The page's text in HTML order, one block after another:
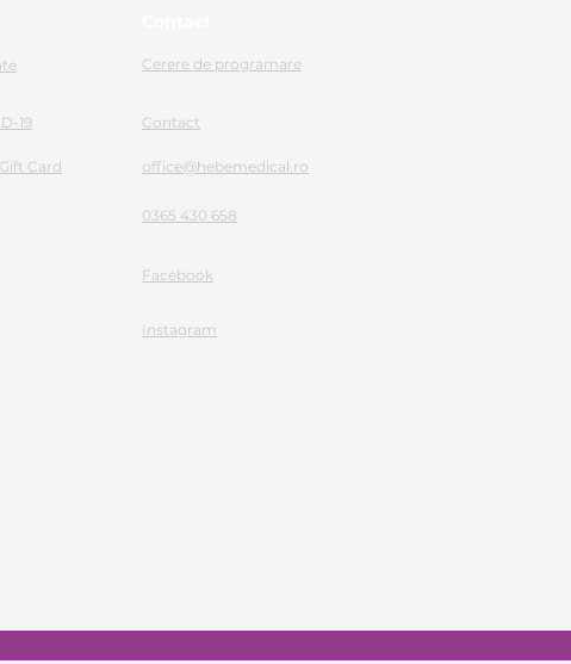
19
Card
Cerere de programare
Contact
office@hebemedical.ro
0365 430 658
Facebook
Instagram